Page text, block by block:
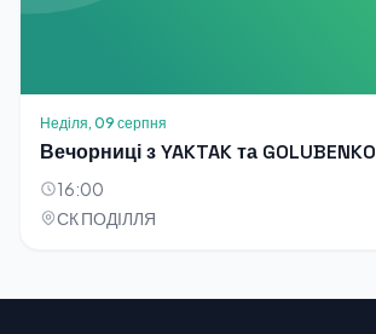
Неділя, 09 серпня
Вечорниці з YAKTAK та GOLUBENKO
16:00
СК ПОДІЛЛЯ